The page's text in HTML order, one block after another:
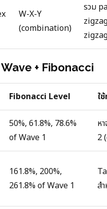
W-X-Y
(combination)
รวม
+ Fibonacci
Fibonacci Level ใ
50%, 61.8%, 78.6%
of Wave 1
ห
2
161.8%, 200%,
261.8% of Wave 1
ส